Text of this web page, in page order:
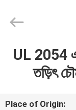
বাড়ি
Rights
UL 2054
তড়িৎ
Place of Origin: